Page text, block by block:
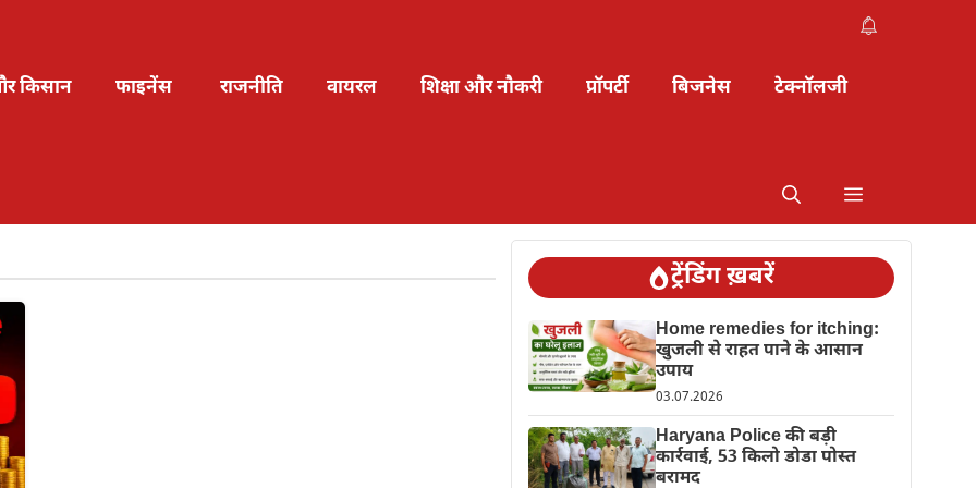
किसान फाइनेंस राजनीति वायरल शिक्षा और नौकरी प्रॉपर्टी बिजनेस टेक्नॉलजी
ट्रेंडिंग ख़बरें
Home remedies for itching:
खुजली से राहत पाने के आसान
उपाय
03.07.2026
Haryana Police की बड़ी
कार्रवाई, 53 किलो डोडा पोस्त
बरामद